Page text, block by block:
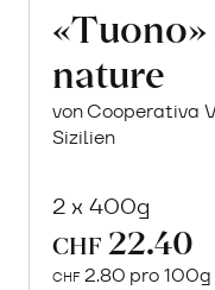
nature
von Cooperativa
Sizilien
2 x 400g
CHF 22.40
CHF 2.80 pro 100g